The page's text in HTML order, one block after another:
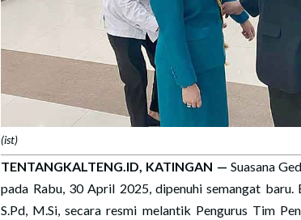
(ist)
TENTANGKALTENG.ID, KATINGAN — Suasana
pada Rabu, 30 April 2025, dipenuhi semangat baru.
S.Pd, M.Si, secara resmi melantik Pengurus Tim